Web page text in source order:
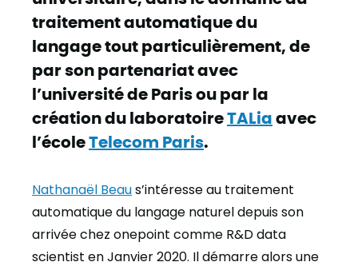
traitement automatique du
langage tout particulièrement, de
par son partenariat avec
l’université de Paris ou par la
création du laboratoireTALia avec
l’écoleTelecom Paris.
Nathanaël Beaus’intéresse au traitement
automatique du langage naturel depuis son
arrivée chez onepoint comme R&D data
scientist en Janvier 2020. Il démarre alors une